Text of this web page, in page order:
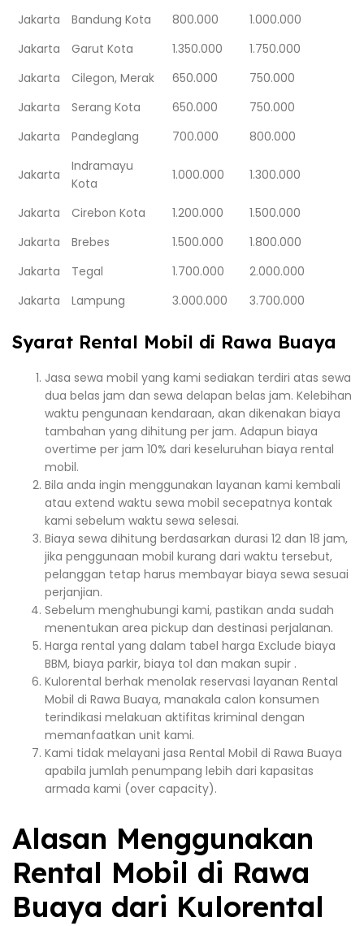
Jakarta
Bandung Kota 800.000
1.000.000
Jakarta
Garut Kota 1.350.000
1.750.000
Jakarta
Cilegon, Merak 650.000
750.000
Jakarta
Serang Kota 650.000
750.000
Jakarta
Pandeglang 700.000 800.000
Jakarta
Indramayu
Kota
1.000.000 1.300.000
Jakarta Cirebon Kota 1.200.000
1.500.000
Jakarta
Brebes 1.500.000
1.800.000
Jakarta
Tegal 1.700.000
2.000.000
Jakarta
Lampung 3.000.000 3.700.000
Syarat Rental Mobil di Rawa Buaya
Jasa sewa mobil yang kami sediakan terdiri atas sewa
dua belas jam dan sewa delapan belas jam. Kelebihan
waktu pengunaan kendaraan, akan dikenakan biaya
tambahan yang dihitung per jam. Adapun biaya
overtime per jam 10% dari keseluruhan biaya rental
mobil.
Bila anda ingin menggunakan layanan kami kembali
atau extend waktu sewa mobil secepatnya kontak
kami sebelum waktu sewa selesai.
Biaya sewa dihitung berdasarkan durasi 12 dan 18 jam,
jika penggunaan mobil kurang dari waktu tersebut,
pelanggan tetap harus membayar biaya sewa sesuai
perjanjian.
Sebelum menghubungi kami, pastikan anda sudah
menentukan area pickup dan destinasi perjalanan.
Harga rental yang dalam tabel harga Exclude biaya
BBM, biaya parkir, biaya tol dan makan supir .
Kulorental berhak menolak reservasi layanan Rental
Mobil di Rawa Buaya, manakala calon konsumen
terindikasi melakuan aktifitas kriminal dengan
memanfaatkan unit kami.
Kami tidak melayani jasa Rental Mobil di Rawa Buaya
apabila jumlah penumpang lebih dari kapasitas
armada kami (over capacity).
Alasan Menggunakan
Rental Mobil di Rawa
Buaya dari Kulorental